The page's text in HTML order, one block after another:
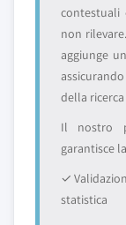
contestuali
non
aggiunge
della
Il nostro
garantisce
✓
statistica